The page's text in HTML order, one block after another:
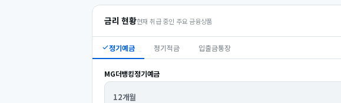
금리 현황현재 취급 중인 주요 금융상품
정기예금 정기적금 입출금통장
MG더뱅킹정기예금
12개월